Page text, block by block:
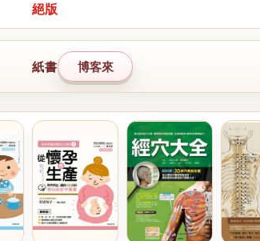
絕版
紙書 博客來